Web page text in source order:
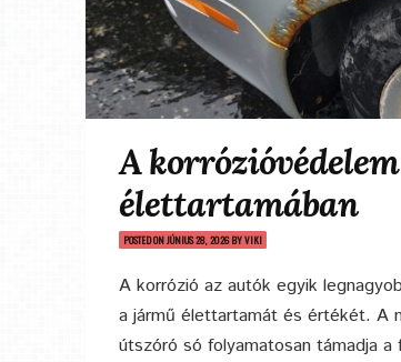
A
élettartamában
POSTED ONJÚNIUS 28, 2026BYVIKI
A korrózió az autók egyik
a jármű élettartamát és értékét. A
útszóró só folyamatosan támadja